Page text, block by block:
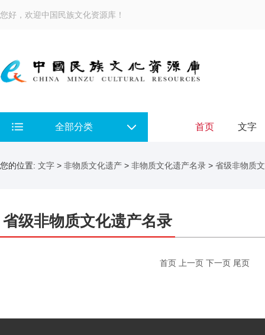
您好，欢迎中国民族文化资源库！
全部分类 首页 文字
您的位置: 文字 > 非物质文化遗产 > 非物质文化遗产名录 > 省级非物质
省级非物质文化遗产名录
首页 上一页 下一页 尾页